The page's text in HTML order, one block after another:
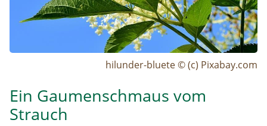
hilunder-bluete © (c) Pixabay.com
Ein Gaumenschmaus vom
Strauch